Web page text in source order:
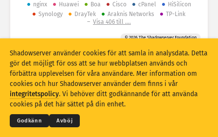
Hämta som PNG Om dessa data
medfinansierat av EU:s Fonden för ett sammanlänkat Europa
nginx
Huawei Boa Cisco cPanel
HiSilicon
Synology
DrayTek Araknis Networks
TP-Link
– Visa 406 till ....
© 2026 The Shadowserver Foundation
© 2026THE SHADOWSERVER FOUNDATION
Integritet och villkor
Kontakta oss Medverkande
Shadowserver använder cookies för att samla in analysdata. Detta
gör det möjligt för oss att se hur webbplatsen används och
förbättra upplevelsen för våra användare. Mer information om
cookies och hur Shadowserver använder dem finns i vår
integritetspolicy. Vi behöver ditt godkännande för att använda
cookies på det här sättet på din enhet.
Godkänn Avböj